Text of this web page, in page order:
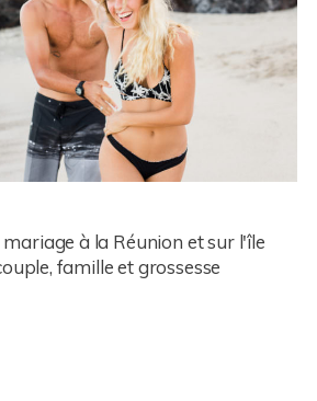
et Morgan – Ile de
(974)